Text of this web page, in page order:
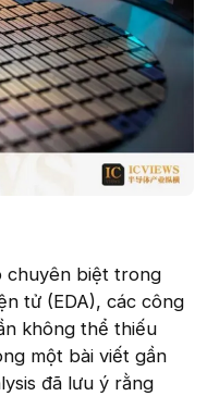
chuyên biệt trong
tử (EDA), các công
không thể thiếu
một bài viết gần
đã lưu ý rằng